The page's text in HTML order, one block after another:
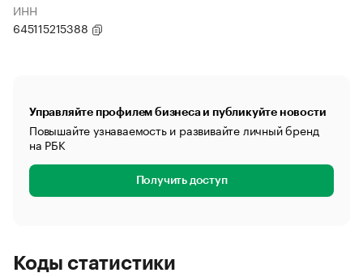
ИНН
645115215388
Управляйте профилем бизнеса и публикуйте новости
Повышайте узнаваемость и развивайте личный бренд
на РБК
Получить доступ
Коды статистики